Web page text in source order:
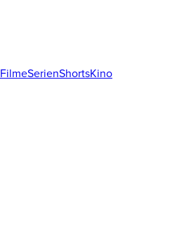
FilmeSerienShortsKino